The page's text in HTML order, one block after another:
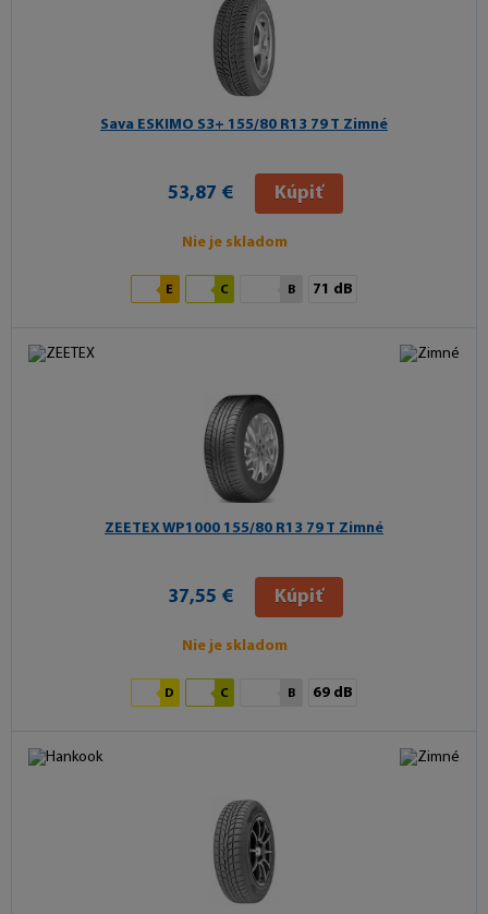
Sava ESKIMO S3+ 155/80 R13 79 T Zimné
53,87 € Kúpiť
Nie je skladom
E C B 71 dB
ZEETEX WP1000 155/80 R13 79 T Zimné
37,55 € Kúpiť
Nie je skladom
D C B 69 dB